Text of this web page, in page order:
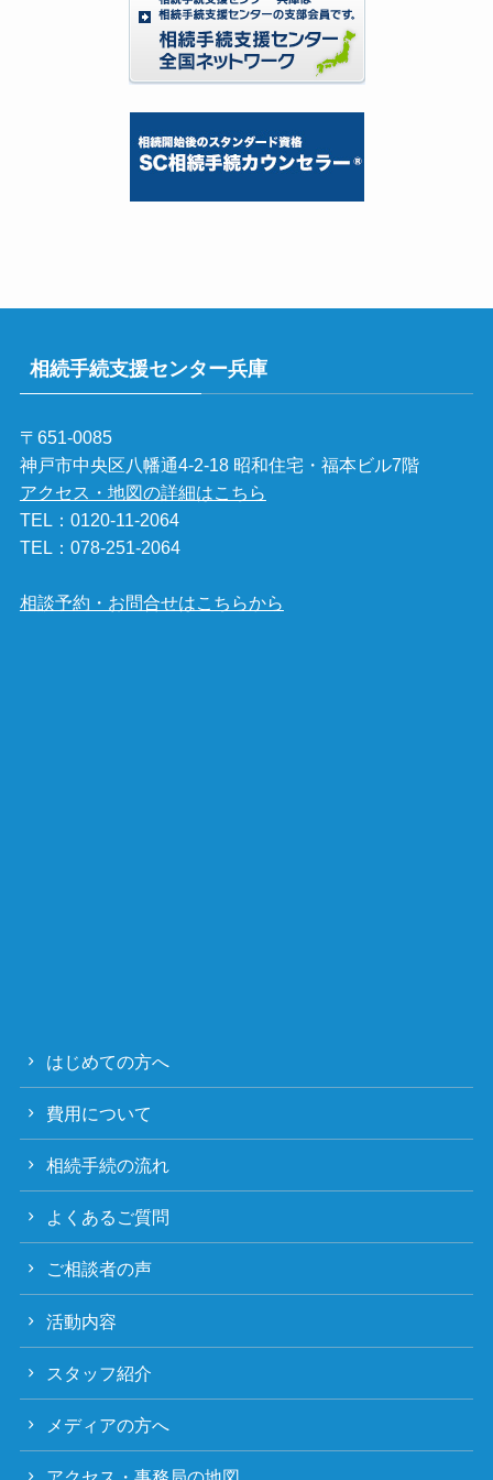
相続手続支援センター兵庫
〒651-0085
神戸市中央区八幡通4-2-18 昭和住宅・福本ビル7階
アクセス・地図の詳細はこちら
TEL： 0120-11-2064
TEL： 078-251-2064
相談予約・お問合せはこちらから
はじめての方へ
費用について
相続手続の流れ
よくあるご質問
ご相談者の声
活動内容
スタッフ紹介
メディアの方へ